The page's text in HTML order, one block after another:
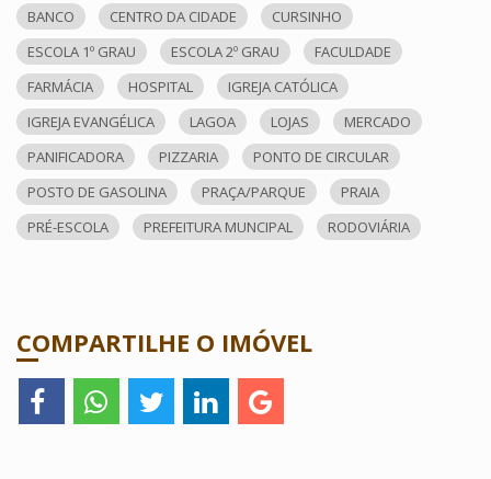
BANCO CENTRO DA CIDADE
CURSINHO
ESCOLA 1º GRAU
ESCOLA 2º GRAU
FACULDADE
FARMÁCIA
HOSPITAL
IGREJA CATÓLICA
IGREJA EVANGÉLICA
LAGOA LOJAS
MERCADO
PANIFICADORA
PIZZARIA
PONTO DE CIRCULAR
POSTO DE GASOLINA
PRAÇA/PARQUE
PRAIA
PRÉ-ESCOLA
PREFEITURA MUNCIPAL RODOVIÁRIA
COMPARTILHE O IMÓVEL